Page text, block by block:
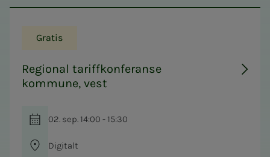
Gratis
Regional tariffkonferanse
kommune, vest
02. sep. 14:00 - 15:30
Digitalt